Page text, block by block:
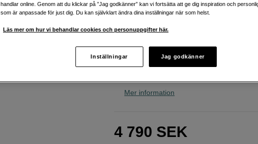
Webblager:Finns i lager
Butikslager: Visa butik
Skannar i 7200 dpi
Infraröd skanning – upptäck damm
Mer information
4 790 SEK
handlar online. Genom att du klickar på ”Jag godkänner” kan vi fortsätta att ge dig inspiration och
som är anpassade för just dig. Du kan självklart ändra dina inställningar när som helst.
Läs mer om hur vi behandlar cookies och personuppgifter här.
Inställningar Jag godkänner